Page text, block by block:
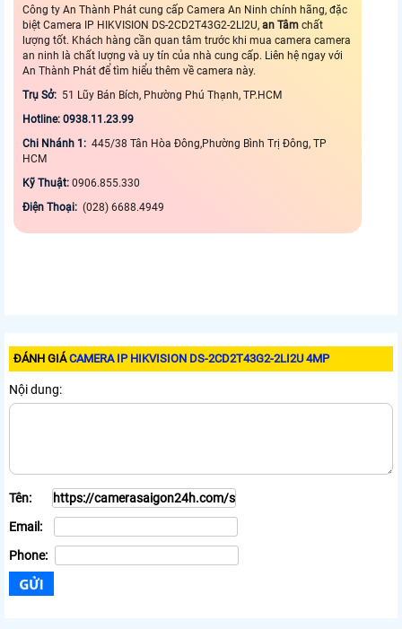
Công ty An Thành Phát cung cấp Camera An Ninh chính hãng, đặc
biệt Camera IP HIKVISION DS-2CD2T43G2-2LI2U, an Tâm chất
lượng tốt. Khách hàng cần quan tâm trước khi mua camera camera
an ninh là chất lượng và uy tín của nhà cung cấp. Liên hệ ngay với
An Thành Phát để tìm hiểu thêm về camera này.
Trụ Sở: 51 Lũy Bán Bích, Phường Phú Thạnh, TP.HCM
Hotline: 0938.11.23.99
Chi Nhánh 1: 445/38 Tân Hòa Đông,Phường Bình Trị Đông, TP
HCM
Kỹ Thuật: 0906.855.330
Điện Thoại: (028) 6688.4949
ĐÁNH GIÁCAMERA IP HIKVISION DS-2CD2T43G2-2LI2U 4MP
Nội dung:
Tên:
Email:
Phone: